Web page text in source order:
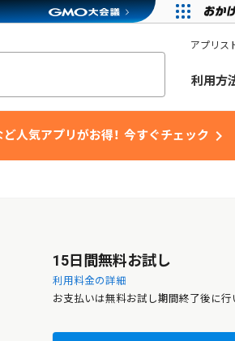
アプリス
利用方
人気アプリがお得！ 今すぐチェック chevron_right
15日間無料お試し
利用料金の詳細
お支払いは無料お試し期間終了後に行